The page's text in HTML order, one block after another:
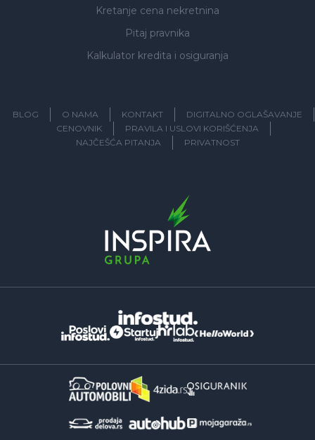
Kretanje cena nekretnina
Pitaj pravnika
Kalkulator kredita i osiguranja
BLOG O NAMA KONTAKT
DIGITALNO OGLAŠAVANJE
CENOVNIK
PRAVILA I USLOVI KORIŠĆENJA
NAJČEŠĆA PITANJA
PRIVATNOST